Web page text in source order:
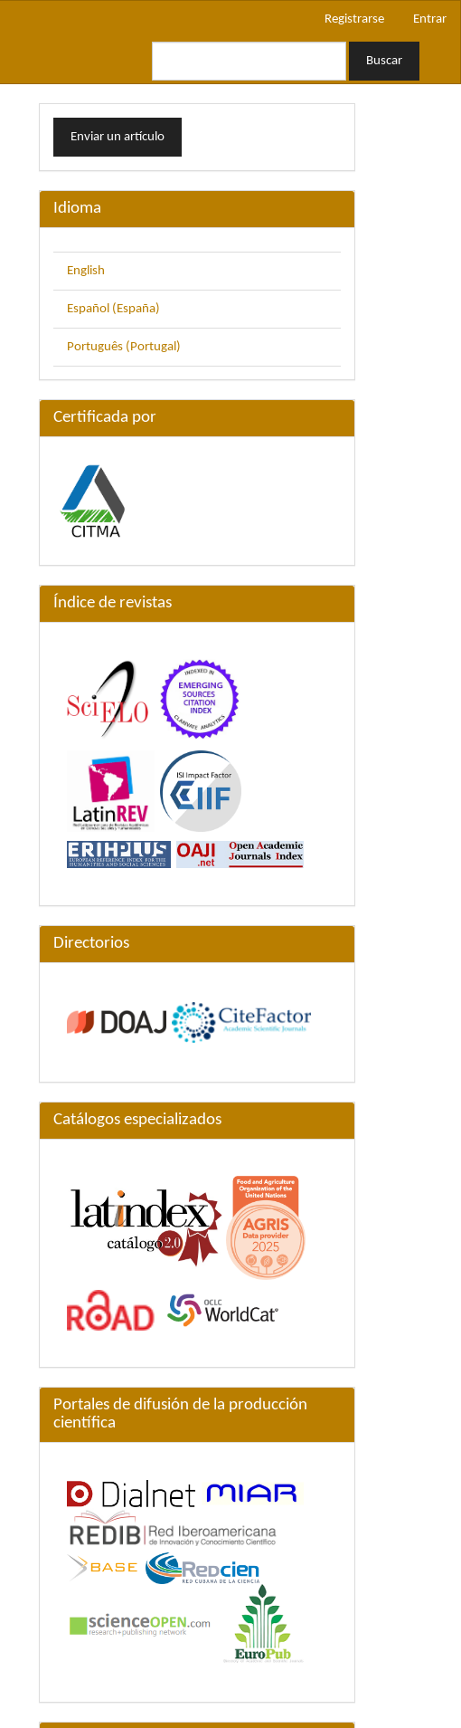
Registrarse Entrar
Buscar
Enviar
unEnviar un artículo
Idioma
English
Español (España)
Português (Portugal)
Certificada por
Índice de revistas
Directorios
Catálogos especializados
Portales de difusión de la producción
científica